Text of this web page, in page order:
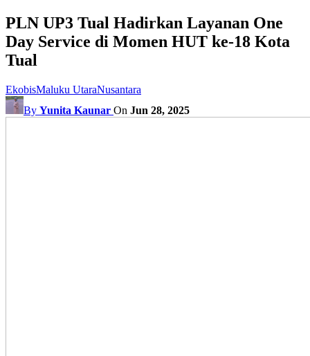
PLN UP3 Tual Hadirkan Layanan One
Day Service di Momen HUT ke-18 Kota
Tual
EkobisMaluku UtaraNusantara
By Yunita Kaunar On Jun 28, 2025